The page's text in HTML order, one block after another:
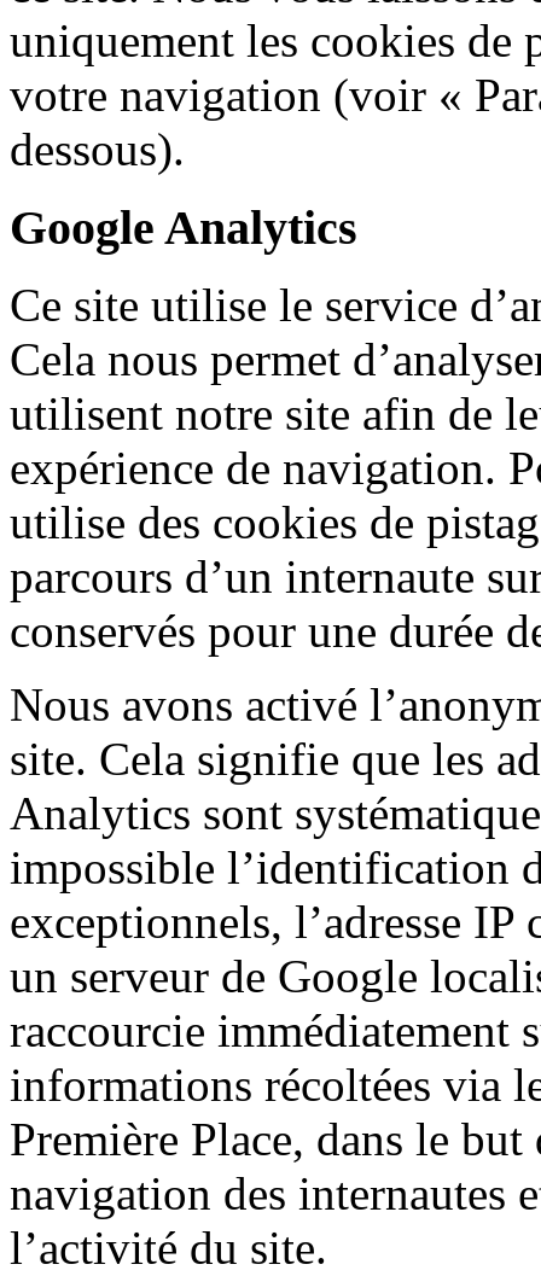
uniquement les cookies de
votre navigation (voir «
dessous).
Google Analytics
Ce site utilise le service
Cela nous permet
utilisent notre site afin de
expérience de navigation.
utilise des cookies de
parcours d’un internaute
conservés pour une durée
Nous avons activé
site. Cela signifie que les
Analytics sont
impossible l’identification
exceptionnels, l’adresse IP
un serveur de Google
raccourcie immédiatement
informations récoltées via
Première Place, dans le
navigation des internautes
l’activité du site.